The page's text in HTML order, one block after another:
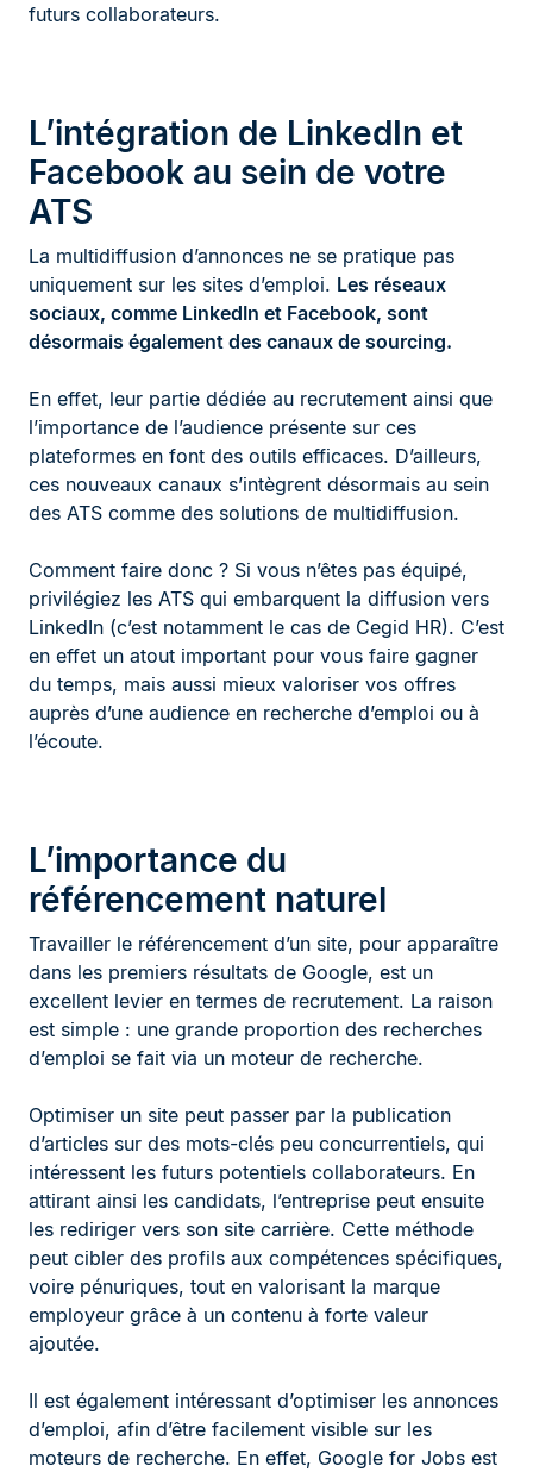
futurs collaborateurs.
L’intégration de LinkedIn et
Facebook au sein de votre
ATS
La multidiffusion d’annonces ne se pratique pas
uniquement sur les sites d’emploi. Les réseaux
sociaux, comme LinkedIn et Facebook, sont
désormais également des canaux de sourcing.
En effet, leur partie dédiée au recrutement ainsi que
l’importance de l’audience présente sur ces
plateformes en font des outils efficaces. D’ailleurs,
ces nouveaux canaux s’intègrent désormais au sein
des ATS comme des solutions de multidiffusion.
Comment faire donc ? Si vous n’êtes pas équipé,
privilégiez les ATS qui embarquent la diffusion vers
LinkedIn (c’est notamment le cas de Cegid HR). C’est
en effet un atout important pour vous faire gagner
du temps, mais aussi mieux valoriser vos offres
auprès d’une audience en recherche d’emploi ou à
l’écoute.
L’importance du
référencement naturel
Travailler le référencement d’un site, pour apparaître
dans les premiers résultats de Google, est un
excellent levier en termes de recrutement. La raison
est simple : une grande proportion des recherches
d’emploi se fait via un moteur de recherche.
Optimiser un site peut passer par la publication
d’articles sur des mots-clés peu concurrentiels, qui
intéressent les futurs potentiels collaborateurs. En
attirant ainsi les candidats, l’entreprise peut ensuite
les rediriger vers son site carrière. Cette méthode
peut cibler des profils aux compétences spécifiques,
voire pénuriques, tout en valorisant la marque
employeur grâce à un contenu à forte valeur
ajoutée.
Il est également intéressant d’optimiser les annonces
d’emploi, afin d’être facilement visible sur les
moteurs de recherche. En effet, Google for Jobs est